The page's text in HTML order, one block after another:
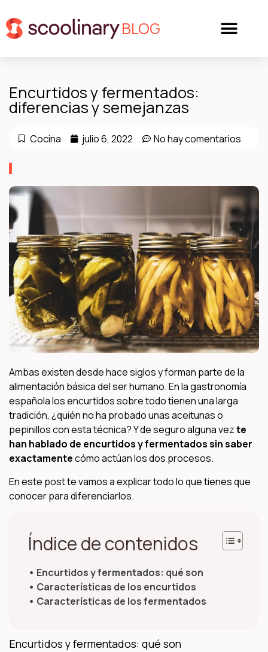
BLOG
Encurtidos y fermentados:
diferencias y semejanzas
Cocina julio 6, 2022 No hay comentarios
Ambas existen desde hace siglos y forman parte de la
alimentación básica del ser humano. En la gastronomía
española los encurtidos sobre todo tienen una larga
tradición, ¿quién no ha probado unas aceitunas o
pepinillos con esta técnica? Y de seguro alguna vezte
han hablado de encurtidos y fermentados sin saber
exactamentecómo actúan los dos procesos.
En este post te vamos a explicar todo lo que tienes que
conocer para diferenciarlos.
Índice de contenidos
Encurtidos y fermentados: qué son
Características de los encurtidos
Características de los fermentados
Encurtidos y fermentados: qué son